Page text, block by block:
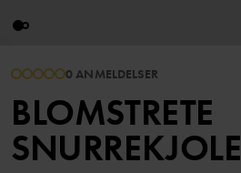
0 ANMELDELSER
BLOMSTRETE
SNURREKJOLE